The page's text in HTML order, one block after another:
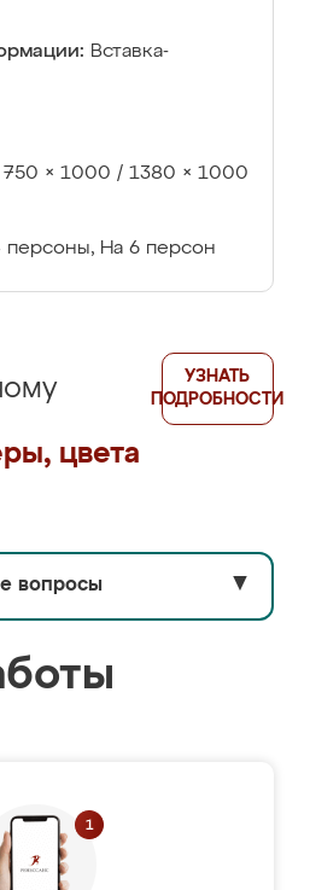
Вставка-
750 × 1000 / 1380 × 1000
персоны, На 6 персон
цвета
УЗНАТЬ
ПОДРОБНОСТИ
вопросы ▼